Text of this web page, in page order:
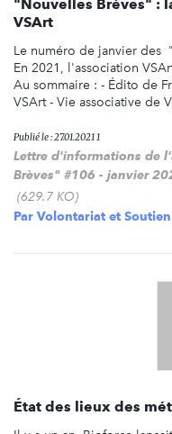
"Nouvelles Brèves" :
VSArt
Le numéro de janvier des
En 2021, l'association
Au sommaire : - Édito de
VSArt - Vie associative de
Publié le : 27.01.2021 1
Lettre d'informations de
Brèves" #106 - janvier
(629.7 KO)
Par Volontariat et
État des lieux des